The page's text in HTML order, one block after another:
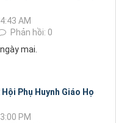
AM
Phản hồi: 0
mai.
Phụ Huynh Giáo Họ
PM